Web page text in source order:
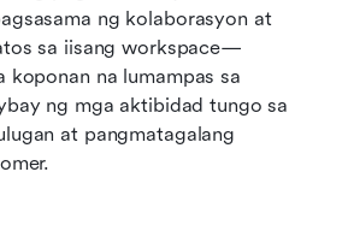
ng kolaborasyon at
sa iisang workspace—
koponan na lumampas sa
ng mga aktibidad tungo sa
at pangmatagalang